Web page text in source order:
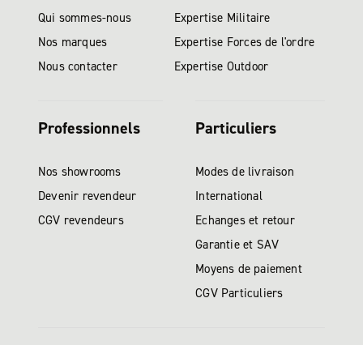
Qui sommes-nous
Nos marques
Nous contacter
Expertise Militaire
Expertise Forces de l'ordre
Expertise Outdoor
Professionnels
Nos showrooms
Devenir revendeur
CGV revendeurs
Particuliers
Modes de livraison
International
Echanges et retour
Garantie et SAV
Moyens de paiement
CGV Particuliers